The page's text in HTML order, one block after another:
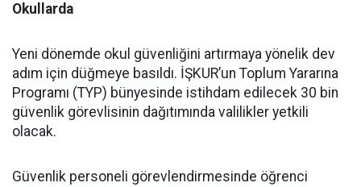
Okullarda
​Yeni dönemde okul güvenliğini artırmaya yönelik dev
adım için düğmeye basıldı. İŞKUR’un Toplum Yararına
Programı (TYP) bünyesinde istihdam edilecek 30 bin
güvenlik görevlisinin dağıtımında valilikler yetkili
olacak.
​Güvenlik personeli görevlendirmesinde öğrenci